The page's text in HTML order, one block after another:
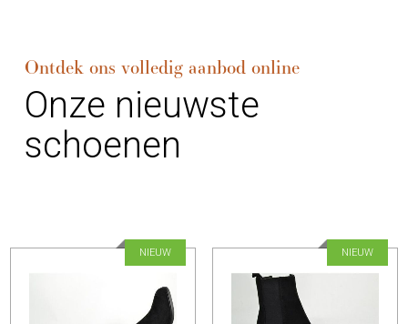
Ontdek ons volledig aanbod online
Onze nieuwste
schoenen
NIEUW NIEUW